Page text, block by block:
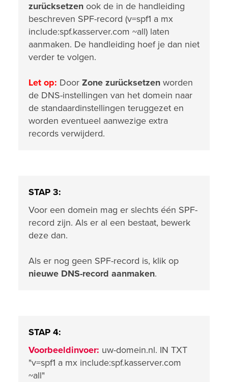
zurücksetzen ook de in de handleiding
beschreven SPF-record (v=spf1 a mx
include:spf.kasserver.com ~all) laten
aanmaken. De handleiding hoef je dan niet
verder te volgen.
Let op: Door Zone zurücksetzen worden
de DNS-instellingen van het domein naar
de standaardinstellingen teruggezet en
worden eventueel aanwezige extra
records verwijderd.
STAP 3:
Voor een domein mag er slechts één SPF-
record zijn. Als er al een bestaat, bewerk
deze dan.
Als er nog geen SPF-record is, klik op
nieuwe DNS-record aanmaken.
STAP 4:
Voorbeeldinvoer: uw-domein.nl. IN TXT
"v=spf1 a mx include:spf.kasserver.com
~all"